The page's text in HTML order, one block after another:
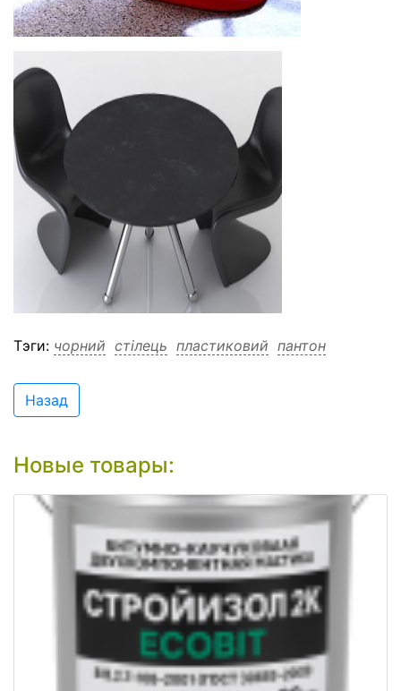
Tэги: чорний стілець пластиковий пантон
Назад
Новые товары: